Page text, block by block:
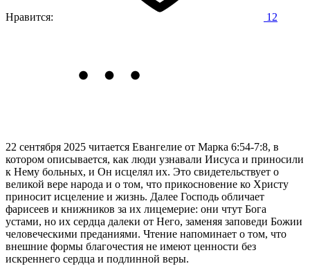
Нравится: 12
22 сентября 2025 читается Евангелие от Марка 6:54-7:8, в
котором описывается, как люди узнавали Иисуса и приносили
к Нему больных, и Он исцелял их. Это свидетельствует о
великой вере народа и о том, что прикосновение ко Христу
приносит исцеление и жизнь. Далее Господь обличает
фарисеев и книжников за их лицемерие: они чтут Бога
устами, но их сердца далеки от Него, заменяя заповеди Божии
человеческими преданиями. Чтение напоминает о том, что
внешние формы благочестия не имеют ценности без
искреннего сердца и подлинной веры.